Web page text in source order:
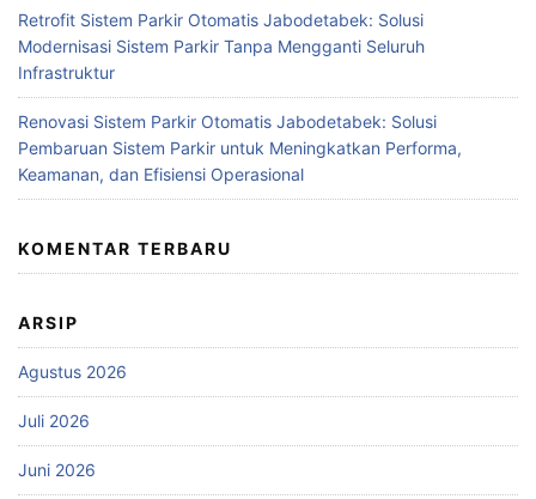
Retrofit Sistem Parkir Otomatis Jabodetabek: Solusi
Modernisasi Sistem Parkir Tanpa Mengganti Seluruh
Infrastruktur
Renovasi Sistem Parkir Otomatis Jabodetabek: Solusi
Pembaruan Sistem Parkir untuk Meningkatkan Performa,
Keamanan, dan Efisiensi Operasional
KOMENTAR TERBARU
ARSIP
Agustus 2026
Juli 2026
Juni 2026